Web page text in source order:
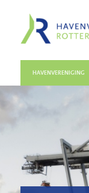
HAVENVERENIGING